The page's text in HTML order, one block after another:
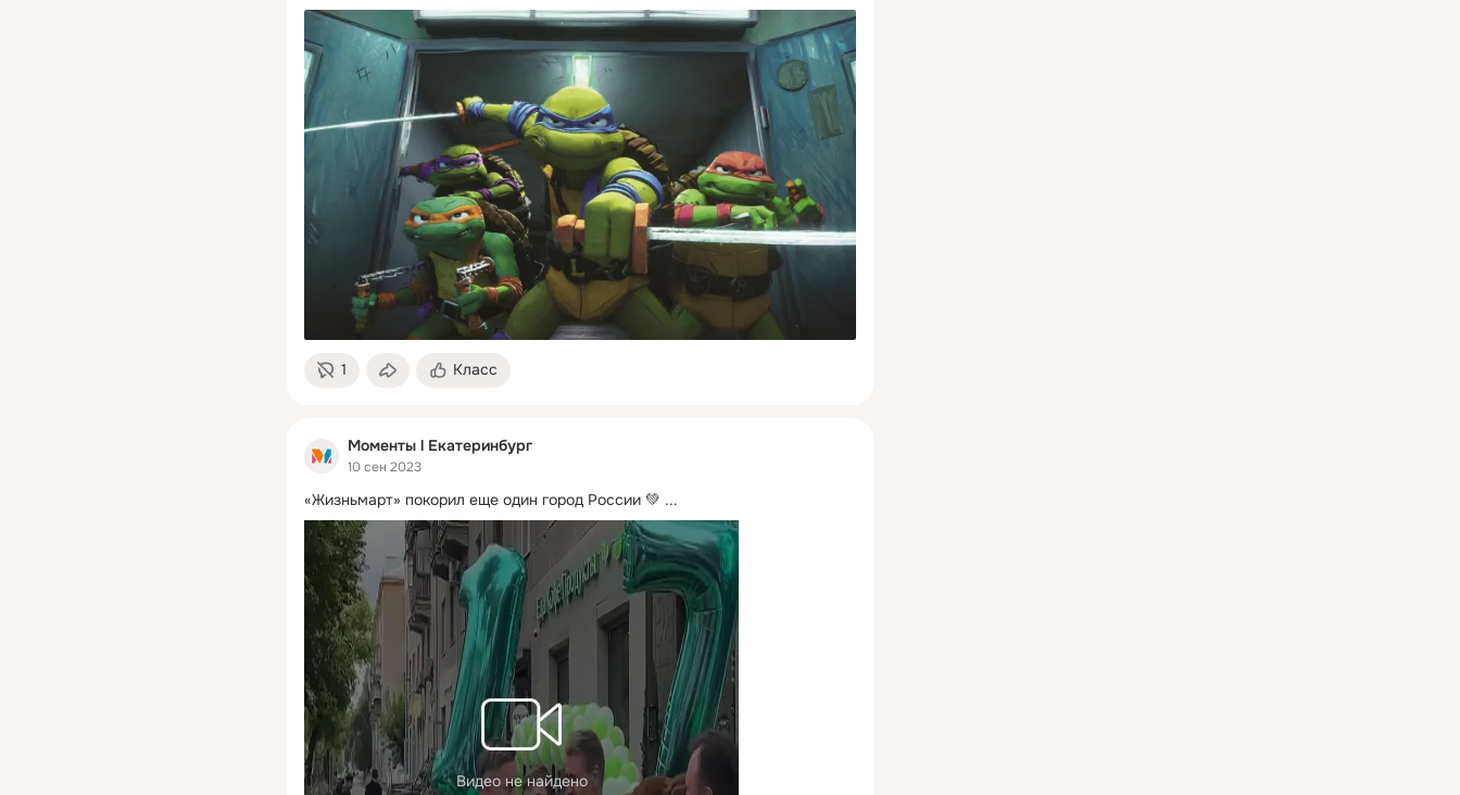
1 Класс
Моменты l Екатеринбург
10 сен 2023
«Жизньмарт» покорил еще один город России 💚 ...
Видео не найдено